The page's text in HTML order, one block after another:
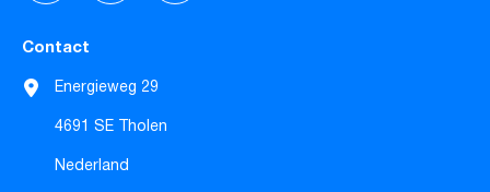
Contact
Energieweg 29
4691 SE Tholen
Nederland